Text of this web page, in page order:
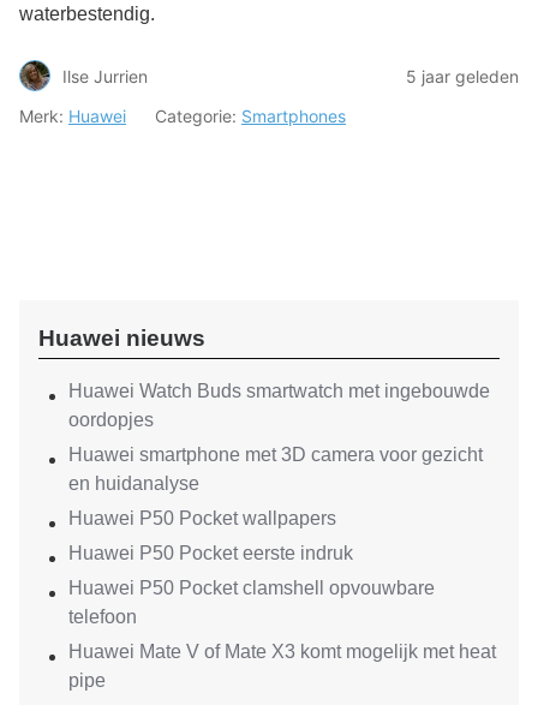
waterbestendig.
Ilse Jurrien
5 jaar geleden
Merk: Huawei Categorie: Smartphones
Huawei nieuws
Huawei Watch Buds smartwatch met ingebouwde
oordopjes
Huawei smartphone met 3D camera voor gezicht
en huidanalyse
Huawei P50 Pocket wallpapers
Huawei P50 Pocket eerste indruk
Huawei P50 Pocket clamshell opvouwbare
telefoon
Huawei Mate V of Mate X3 komt mogelijk met heat
pipe